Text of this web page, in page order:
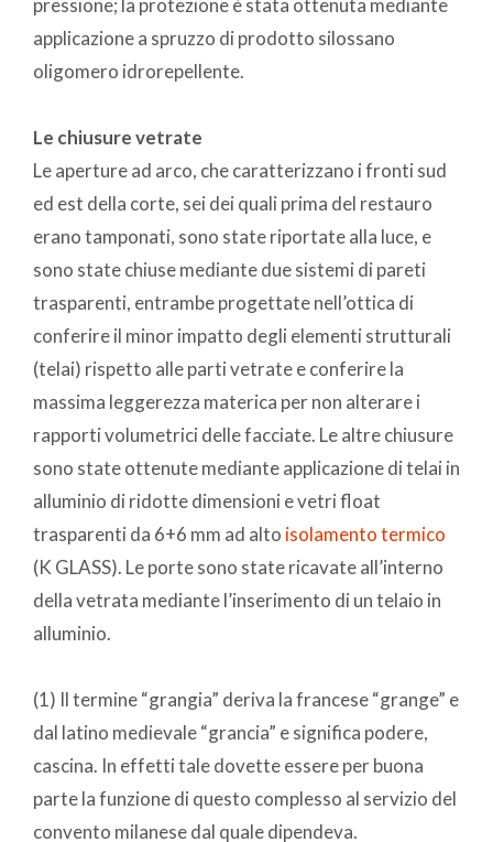
pressione; la protezione è stata ottenuta mediante
applicazione a spruzzo di prodotto silossano
oligomero idrorepellente.
Le chiusure vetrate
Le aperture ad arco, che caratterizzano i fronti sud
ed est della corte, sei dei quali prima del restauro
erano tamponati, sono state riportate alla luce, e
sono state chiuse mediante due sistemi di pareti
trasparenti, entrambe progettate nell’ottica di
conferire il minor impatto degli elementi strutturali
(telai) rispetto alle parti vetrate e conferire la
massima leggerezza materica per non alterare i
rapporti volumetrici delle facciate. Le altre chiusure
sono state ottenute mediante applicazione di telai in
alluminio di ridotte dimensioni e vetri float
trasparenti da 6+6 mm ad alto isolamento termico
(K GLASS). Le porte sono state ricavate all’interno
della vetrata mediante l’inserimento di un telaio in
alluminio.
(1) Il termine “grangia” deriva la francese “grange” e
dal latino medievale “grancia” e significa podere,
cascina. In effetti tale dovette essere per buona
parte la funzione di questo complesso al servizio del
convento milanese dal quale dipendeva.